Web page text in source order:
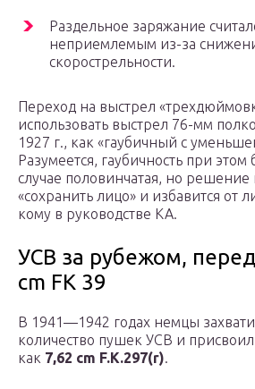
Раздельное заряжание
неприемлемым из-за
скорострельности.
Переход на выстрел
использовать выстрел 76-мм
1927 г., как «гаубичный с
Разумеется, гаубичность при
случае половинчатая, но решение
«сохранить лицо» и избавится от
кому в руководстве КА.
УСВ за рубежом,
cm FK 39
В 1941—1942 годах немцы
количество пушек УСВ и
как 7,62 cm F.K.297(r).